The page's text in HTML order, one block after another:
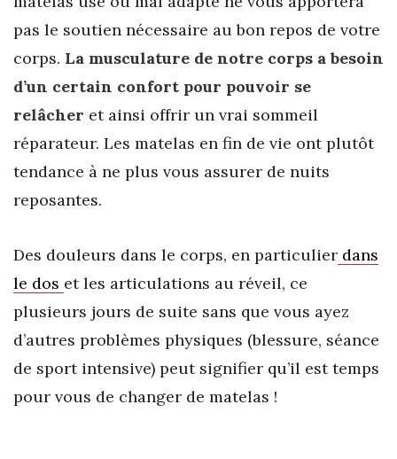
pas le soutien nécessaire au bon repos de votre
corps. La musculature de notre corps a besoin
d’un certain confort pour pouvoir se
relâcher et ainsi offrir un vrai sommeil
réparateur. Les matelas en fin de vie ont plutôt
tendance à ne plus vous assurer de nuits
reposantes.
Des douleurs dans le corps, en particulier dans
le dos et les articulations au réveil, ce
plusieurs jours de suite sans que vous ayez
d’autres problèmes physiques (blessure, séance
de sport intensive) peut signifier qu’il est temps
pour vous de changer de matelas !